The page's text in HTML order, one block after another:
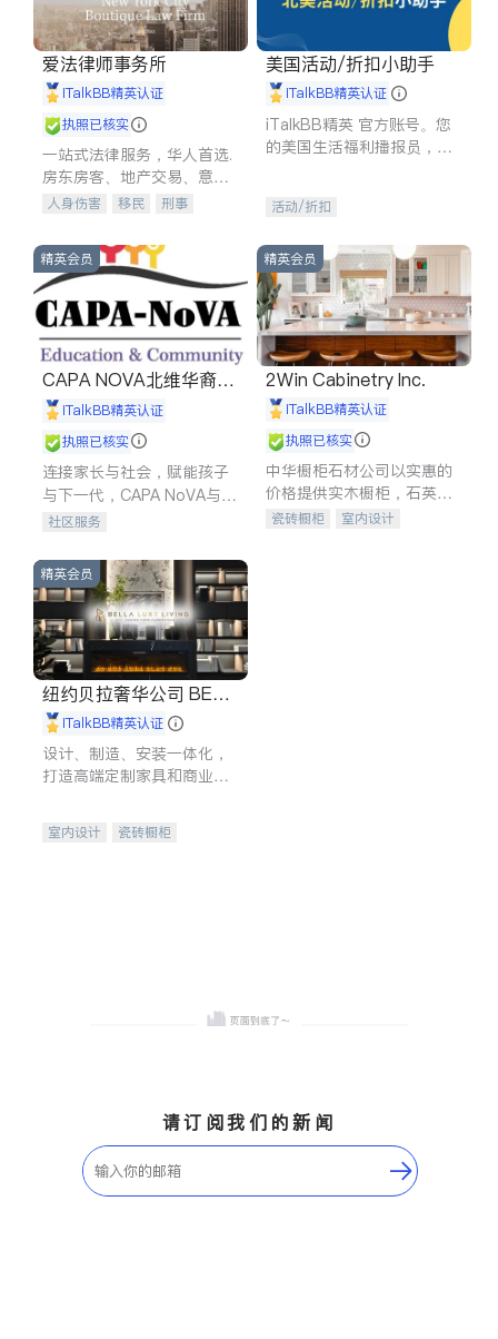
爱法律师事务所
iTalkBB精英认证
执照已核实
一站式法律服务，华人首选.
房东房客、地产交易、意外
伤害、车祸重伤、商业诉
建筑合同、刑事案件全包办
人身伤害 移民
刑事
信托/遗嘱
商业
索赔
律师-其它 保释
美国活动/折扣小助手
iTalkBB精英认证
iTalkBB精英 官方账号。您
的美国生活福利播报员，精
专属福利。
活动/折扣
精英会员
CAPA NOVA北维华裔家
长会iTalkBB精英认证
执照已核实
连接家长与社会，赋能孩子
与下一代，CAPA NoVA与您
携手建设包容、公平、充满
社区服务
精英会员
2Win Cabinetry Inc.
iTalkBB精英认证
执照已核实
中华橱柜石材公司以实惠的
价格提供实木橱柜，石英石
台面，多种优质不锈钢水
瓷砖橱柜
室内设计
精英会员
纽约贝拉奢华公司 BELL
A LUXE
iTalkBB精英认证
设计、制造、安装一体化，
打造高端定制家具和商业空
室内设计
瓷砖橱柜
请订阅我们的新闻